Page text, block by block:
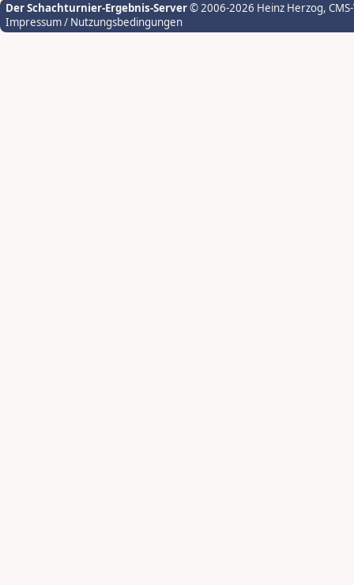
Der Schachturnier-Ergebnis-Server© 2006-2026 Heinz Herzog,
Impressum / Nutzungsbedingungen